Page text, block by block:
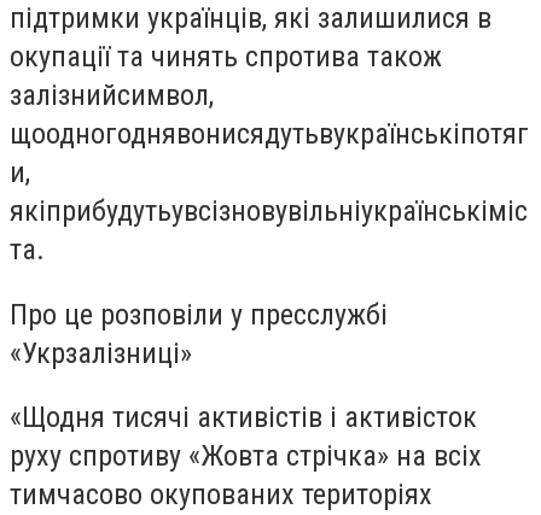
підтримки українців, які залишилися в
окупації та чинять спротива також
залізнийсимвол,
щоодногоднявонисядутьвукраїнськіпотяг
и,
якіприбудутьувсізновувільніукраїнськіміс
та.
Про це розповіли у пресслужбі
«Укрзалізниці»
«Щодня тисячі активістів і активісток
руху спротиву «Жовта стрічка» на всіх
тимчасово окупованих територіях